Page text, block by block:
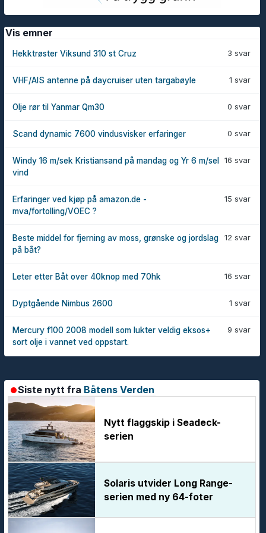
Vis emner
3 svar
Hekktrøster Viksund 310 st Cruz
1 svar
VHF/AIS antenne på daycruiser uten targabøyle
0 svar
Olje rør til Yanmar Qm30
0 svar
Scand dynamic 7600 vindusvisker erfaringer
16 svar
Windy 16 m/sek Kristiansand på mandag og Yr 6 m/sel
vind
15 svar
Erfaringer ved kjøp på amazon.de -
mva/fortolling/VOEC ?
12 svar
Beste middel for fjerning av moss, grønske og jordslag
på båt?
16 svar
Leter etter Båt over 40knop med 70hk
1 svar
Dyptgående Nimbus 2600
9 svar
Mercury f100 2008 modell som lukter veldig eksos+
sort olje i vannet ved oppstart.
Siste nytt fra Båtens Verden
Nytt flaggskip i Seadeck-
serien
Solaris utvider Long Range-
serien med ny 64-foter